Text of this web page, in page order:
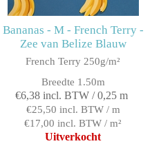
Bananas - M - French Terry -
Zee van Belize Blauw
French Terry 250g/m²
Breedte 1.50m
€6,38 incl. BTW / 0,25 m
€25,50 incl. BTW / m
€17,00 incl. BTW / m²
Uitverkocht